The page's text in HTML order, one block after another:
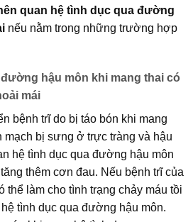
quan hệ tình dục qua đường
nếu nằm trong những trường hợp
hậu môn khi mang thai có
mái
bệnh trĩ do bị táo bón khi mang
mạch bị sưng ở trực tràng và hậu
hệ tình dục qua đường hậu môn
thêm cơn đau. Nếu bệnh trĩ của
thể làm cho tình trạng chảy máu tồi
tình dục qua đường hậu môn.